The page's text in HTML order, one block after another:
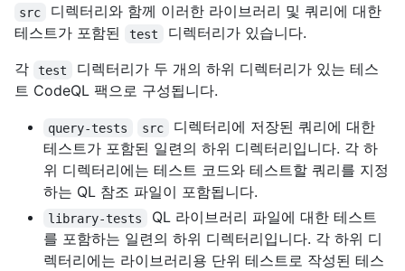
src
디렉터리와 함께 이러한 라이브러리 및 쿼리에 대한
테스트가 포함된
test
디렉터리가 있습니다.
각
test
디렉터리가 두 개의 하위 디렉터리가 있는 테스
트 CodeQL 팩으로 구성됩니다.
query-tests src
디렉터리에 저장된 쿼리에 대한
테스트가 포함된 일련의 하위 디렉터리입니다. 각 하
위 디렉터리에는 테스트 코드와 테스트할 쿼리를 지정
하는 QL 참조 파일이 포함됩니다.
library-tests
QL 라이브러리 파일에 대한 테스트
를 포함하는 일련의 하위 디렉터리입니다. 각 하위 디
렉터리에는 라이브러리용 단위 테스트로 작성된 테스